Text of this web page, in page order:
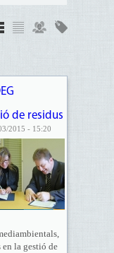
de residus
2015 - 15:20
la gestió de